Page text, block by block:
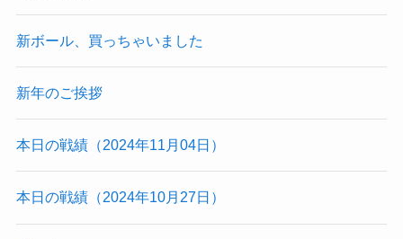
新ボール、買っちゃいました
新年のご挨拶
本日の戦績（2024年11月04日）
本日の戦績（2024年10月27日）